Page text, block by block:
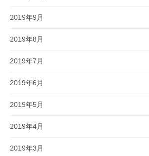
2019年9月
2019年8月
2019年7月
2019年6月
2019年5月
2019年4月
2019年3月